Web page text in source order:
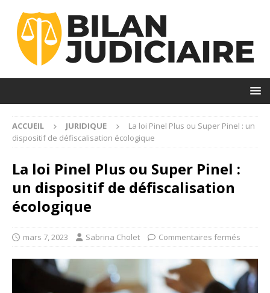
ACCUEIL JURIDIQUE
La loi Pinel Plus ou Super Pinel : un
dispositif de défiscalisation écologique
La loi Pinel Plus ou Super Pinel :
un dispositif de défiscalisation
écologique
mars 7, 2023 Sabrina Cholet Commentaires fermés